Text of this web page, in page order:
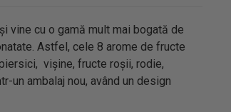
vine cu o gamă mult mai bogată de
Astfel, cele 8 arome de fructe
vișine, fructe roșii, rodie,
un ambalaj nou, având un design